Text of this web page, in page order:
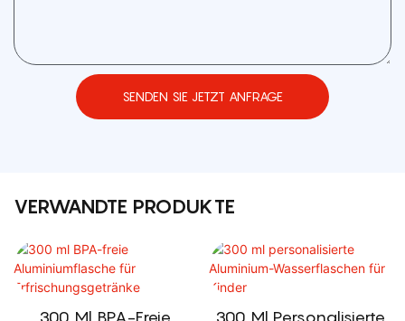
SENDEN SIE JETZT ANFRAGE
VERWANDTE PRODUKTE
300 Ml BPA-Freie 300 Ml Personalisierte